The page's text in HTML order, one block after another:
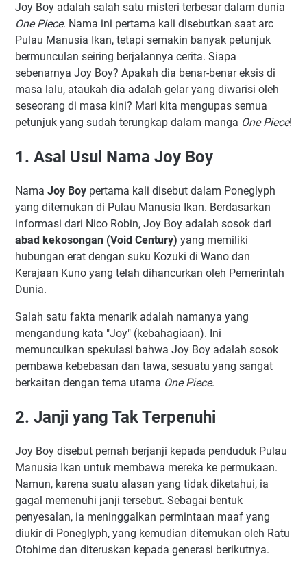
Joy Boy adalah salah satu misteri terbesar dalam dunia
One Piece. Nama ini pertama kali disebutkan saat arc
Pulau Manusia Ikan, tetapi semakin banyak petunjuk
bermunculan seiring berjalannya cerita. Siapa
sebenarnya Joy Boy? Apakah dia benar-benar eksis di
masa lalu, ataukah dia adalah gelar yang diwarisi oleh
seseorang di masa kini? Mari kita mengupas semua
petunjuk yang sudah terungkap dalam manga One Piece!
1. Asal Usul Nama Joy Boy
Nama Joy Boy pertama kali disebut dalam Poneglyph
yang ditemukan di Pulau Manusia Ikan. Berdasarkan
informasi dari Nico Robin, Joy Boy adalah sosok dari
abad kekosongan (Void Century) yang memiliki
hubungan erat dengan suku Kozuki di Wano dan
Kerajaan Kuno yang telah dihancurkan oleh Pemerintah
Dunia.
Salah satu fakta menarik adalah namanya yang
mengandung kata "Joy" (kebahagiaan). Ini
memunculkan spekulasi bahwa Joy Boy adalah sosok
pembawa kebebasan dan tawa, sesuatu yang sangat
berkaitan dengan tema utama One Piece.
2. Janji yang Tak Terpenuhi
Joy Boy disebut pernah berjanji kepada penduduk Pulau
Manusia Ikan untuk membawa mereka ke permukaan.
Namun, karena suatu alasan yang tidak diketahui, ia
gagal memenuhi janji tersebut. Sebagai bentuk
penyesalan, ia meninggalkan permintaan maaf yang
diukir di Poneglyph, yang kemudian ditemukan oleh Ratu
Otohime dan diteruskan kepada generasi berikutnya.